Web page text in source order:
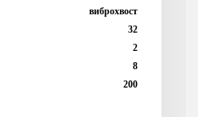
виброхвост
32
2
8
200